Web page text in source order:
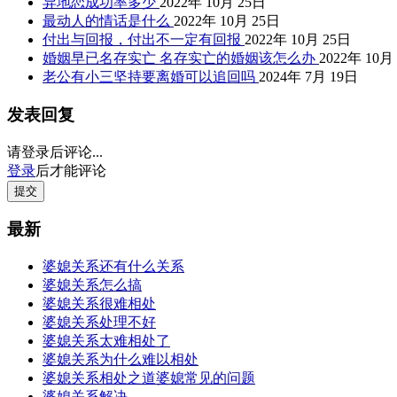
最动人的情话是什么 2022年 10月 25日
付出与回报，付出不一定有回报 2022年 10月 25日
婚姻早已名存实亡 名存实亡的婚姻该怎么办 2022年 10月
老公有小三坚持要离婚可以追回吗 2024年 7月 19日
发表回复
请登录后评论...
登录后才能评论
提交
最新
婆媳关系还有什么关系
婆媳关系怎么搞
婆媳关系很难相处
婆媳关系处理不好
婆媳关系太难相处了
婆媳关系为什么难以相处
婆媳关系相处之道婆媳常见的问题